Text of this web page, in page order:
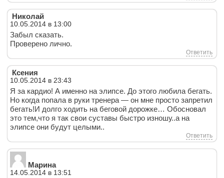
Николай
10.05.2014 в 13:00
Забыл сказать.
Проверено лично.
Ответить
Ксения
10.05.2014 в 23:43
Я за кардио! А именно на элипсе. До этого любила бегать.
Но когда попала в руки тренера — он мне просто запретил
бегать!И долго ходить на беговой дорожке… Обосновал
это тем,что я так свои суставы быстро изношу..а на
элипсе они будут целыми..
Ответить
Марина
14.05.2014 в 13:51